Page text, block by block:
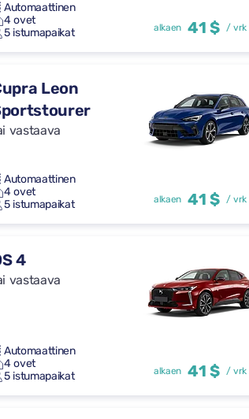
Automaattinen
4 ovet
5 istumapaikat
alkaen 41 $ / vrk
Leon
vastaava
Automaattinen
4 ovet
5 istumapaikat
alkaen 41 $ / vrk
4
vastaava
Automaattinen
4 ovet
5 istumapaikat
alkaen 41 $ / vrk